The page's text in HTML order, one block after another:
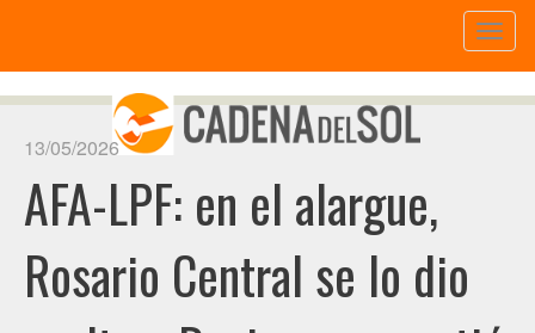
13/05/2026
AFA-LPF: en el alargue,
Rosario Central se lo dio